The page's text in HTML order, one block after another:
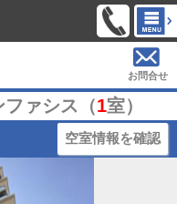
お問合せ
ァシス（1室）
空室情報を確認